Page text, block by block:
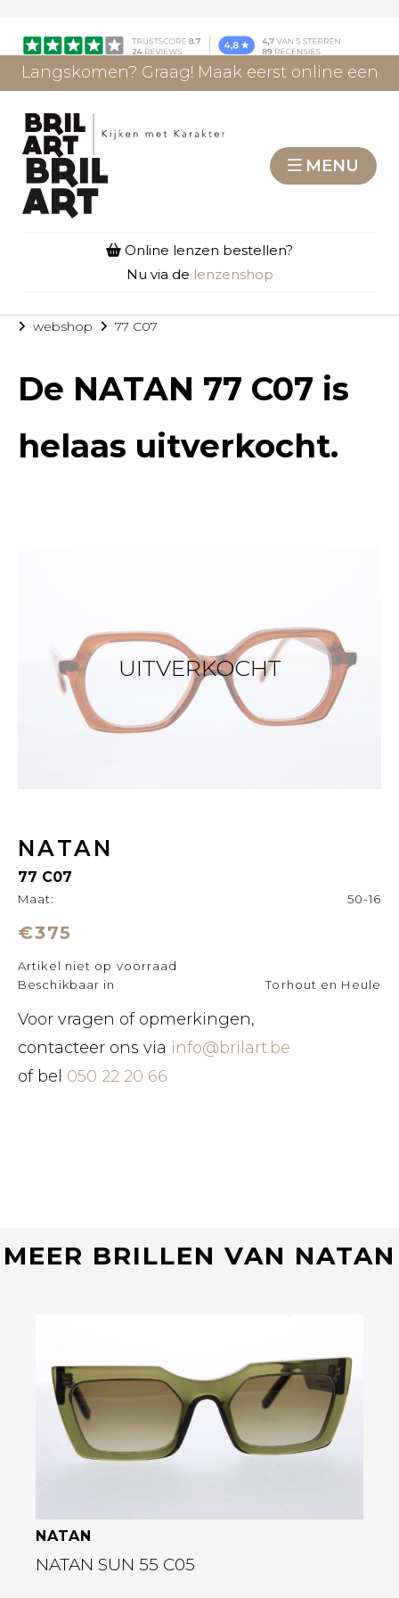
Langskomen? Graag! Maak eerst online een
MENU
Online lenzen bestellen?
Nu via de lenzenshop
webshop 77 C07
De NATAN 77 C07 is
helaas uitverkocht.
UITVERKOCHT
NATAN
77 C07
Maat: 50-16
€375
Artikel niet op voorraad
Beschikbaar in
Torhout en Heule
Voor vragen of opmerkingen,
contacteer ons via info@brilart.be
of bel 050 22 20 66
MEER BRILLEN VAN NATAN
Bekijk deze bril
NATAN
NATAN SUN 55 C05